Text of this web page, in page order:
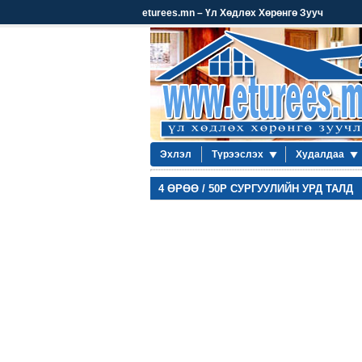
eturees.mn – Үл Хөдлөх Хөрөнгө Зууч
Эхлэл Түрээслэх Худалдаа
4 ӨРӨӨ / 50Р СУРГУУЛИЙН УРД ТАЛД